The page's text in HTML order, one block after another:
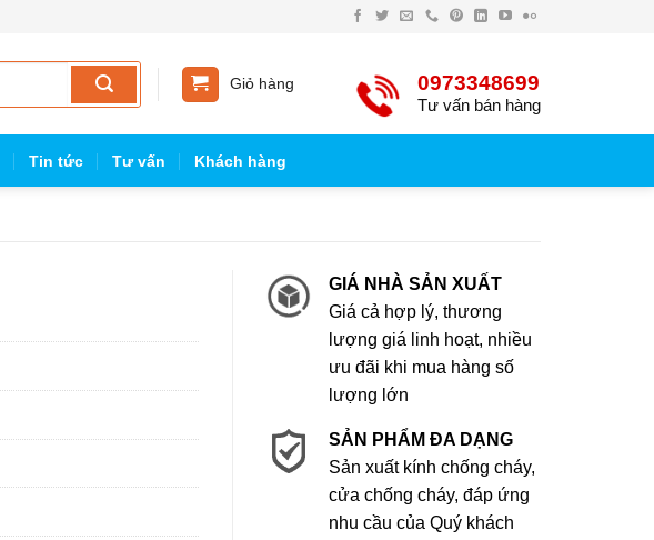
Giỏ hàng 0973348699
Tư vấn bán hàng
Tin tức Tư vấn Khách hàng
GIÁ NHÀ SẢN XUẤT
Giá cả hợp lý, thương
lượng giá linh hoạt, nhiều
ưu đãi khi mua hàng số
lượng lớn
SẢN PHẨM ĐA DẠNG
Sản xuất kính chống cháy,
cửa chống cháy, đáp ứng
nhu cầu của Quý khách